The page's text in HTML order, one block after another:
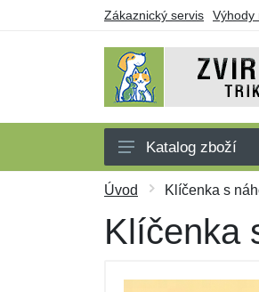
Zákaznický servis Výhody
Trička
Tílka
Šaty
Katalog zboží
Úvod Klíčenka s
Klíčenka